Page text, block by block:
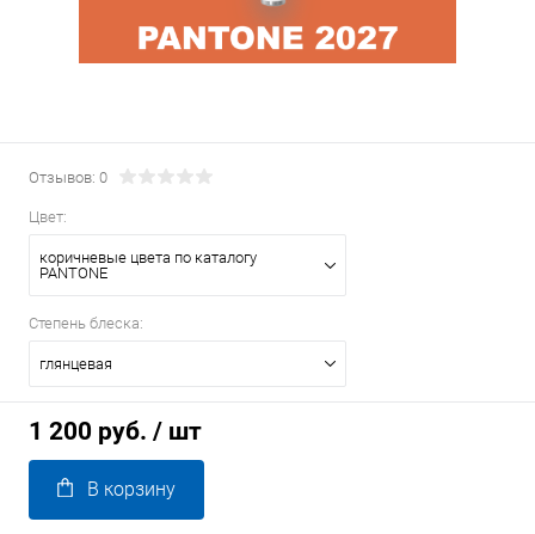
Отзывов: 0
Цвет:
коричневые цвета по каталогу
PANTONE
Степень блеска:
глянцевая
1 200 руб. / шт
В корзину